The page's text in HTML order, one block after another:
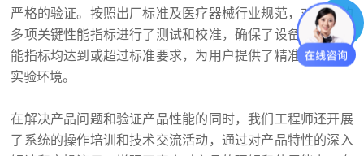
严格的验证。按照出厂标准及医疗器械行业规范，对仪器的
多项关键性能指标进行了测试和校准，确保了设备的各项性
能指标均达到或超过标准要求，为用户提供了精准、高效的
实验环境。
在解决产品问题和验证产品性能的同时，我们工程师还开展
了系统的操作培训和技术交流活动，通过对产品特性的深入